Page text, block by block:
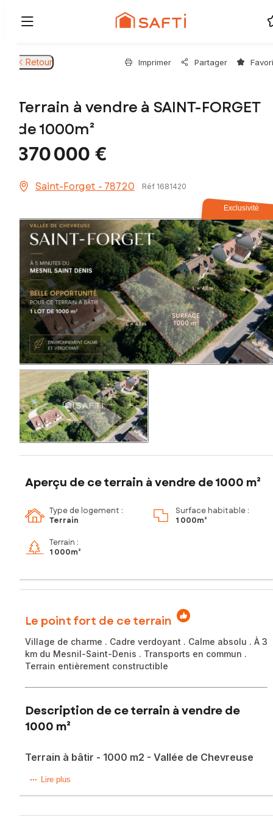
Retour Imprimer Partager
Terrain à vendre à SAINT-FORGET
de 1000m²
370 000 €
Saint-Forget - 78720 Réf 1681420
Exclusivité
Aperçu de ce terrain à vendre de 1000 m²
Type de logement :
Terrain
Surface habitable :
1 000m²
Terrain :
1 000m²
Le point fort de ce terrain
Village de charme . Cadre verdoyant . Calme absolu . À 3
km du Mesnil-Saint-Denis . Transports en commun .
Terrain entièrement constructible
Description de ce terrain à vendre de
1000 m²
Terrain à bâtir - 1000 m2 - Vallée de Chevreuse
Situé dans le charmant village du Mesnil-Sevin, au cœur de
calme et qualité de vie.
Lire plus